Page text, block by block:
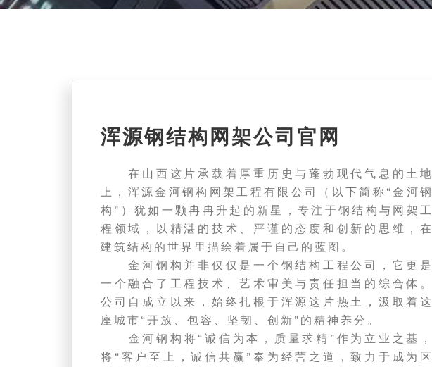
浑源钢结构网架公司官网
在山西这片承载着厚重历史与蓬勃现代气息的土地
上，浑源金河钢构网架工程有限公司（以下简称“金河钢
构”）犹如一颗冉冉升起的新星，专注于钢结构与网架工
程领域，以精湛的技术、严谨的态度和创新的思维，在
建筑结构的世界里描绘着属于自己的蓝图。
金河钢构并非仅仅是一个钢结构工程公司，它更是
一个融合了工程技术、艺术审美与责任担当的综合体。
公司自成立以来，始终扎根于浑源这片热土，汲取着这
座城市“开放、包容、坚韧、创新”的精神养分。
金河钢构将“诚信为本，质量求精”作为立业之基，
将“客户至上，诚信共赢”奉为经营之道，致力于成为区